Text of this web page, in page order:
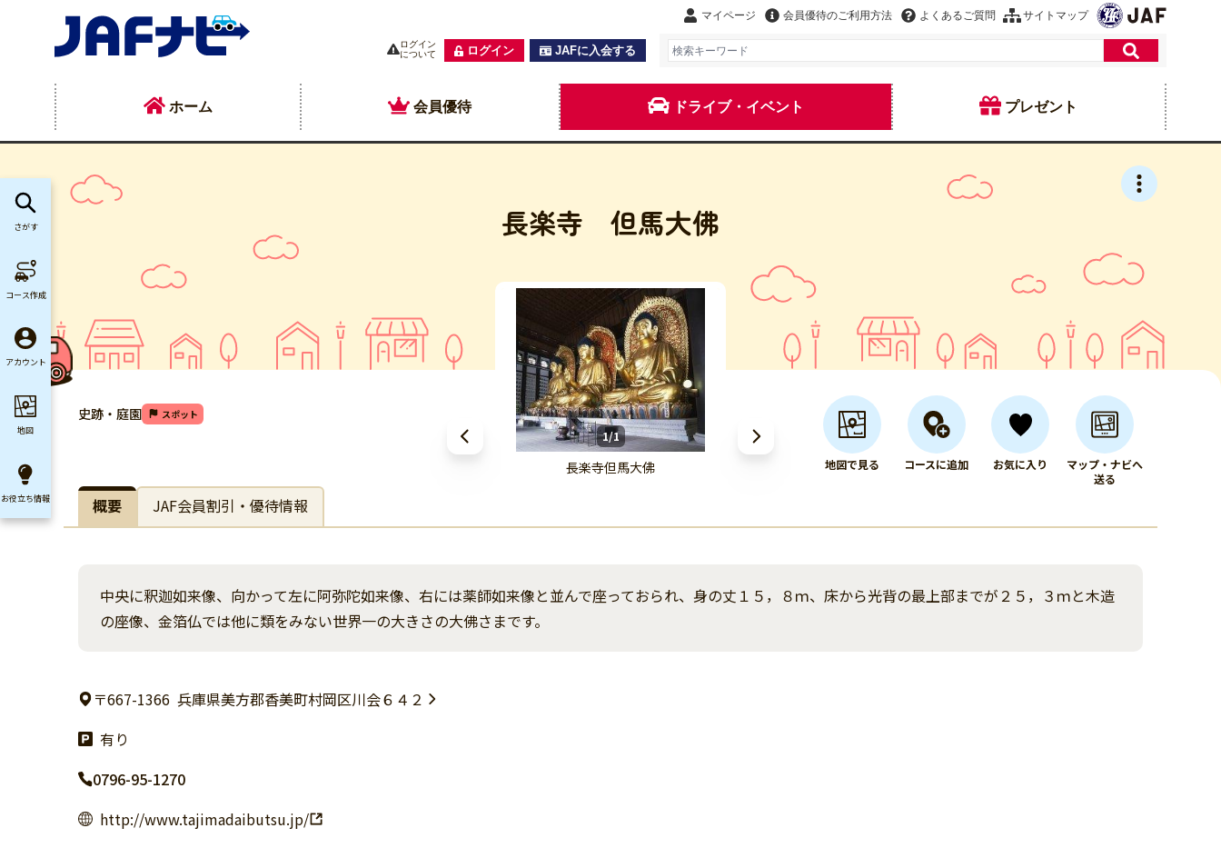
マイページ 会員優待のご利用方法 よくあるご質問 サイトマップ
ログイン
について
ログイン JAFに入会する
ホーム 会員優待 ドライブ・イベント プレゼント
長楽寺 但馬大佛
1/1
長楽寺但馬大佛
史跡・庭園 スポット
地図で見る コースに追加 お気に入り
マップ・ナビへ
送る
概要 JAF会員割引・優待情報
中央に釈迦如来像、向かって左に阿弥陀如来像、右には薬師如来像と並んで座っておられ、身の丈１５，８ｍ、床から光背の最上部までが２５，３ｍと木造
の座像、金箔仏では他に類をみない世界一の大きさの大佛さまです。
〒667-1366 兵庫県美方郡香美町村岡区川会６４２
有り
0796-95-1270
http://www.tajimadaibutsu.jp/
さがす
コース作成
アカウント
地図
お役立ち情報